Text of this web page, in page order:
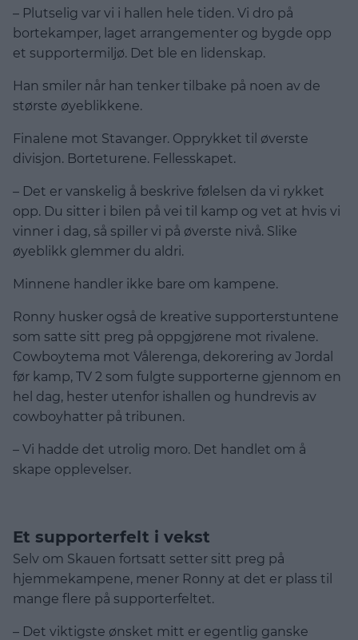
– Plutselig var vi i hallen hele tiden. Vi dro på
bortekamper, laget arrangementer og bygde opp
et supportermiljø. Det ble en lidenskap.
Han smiler når han tenker tilbake på noen av de
største øyeblikkene.
Finalene mot Stavanger. Opprykket til øverste
divisjon. Borteturene. Fellesskapet.
– Det er vanskelig å beskrive følelsen da vi rykket
opp. Du sitter i bilen på vei til kamp og vet at hvis vi
vinner i dag, så spiller vi på øverste nivå. Slike
øyeblikk glemmer du aldri.
Minnene handler ikke bare om kampene.
Ronny husker også de kreative supporterstuntene
som satte sitt preg på oppgjørene mot rivalene.
Cowboytema mot Vålerenga, dekorering av Jordal
før kamp, TV 2 som fulgte supporterne gjennom en
hel dag, hester utenfor ishallen og hundrevis av
cowboyhatter på tribunen.
– Vi hadde det utrolig moro. Det handlet om å
skape opplevelser.
Et supporterfelt i vekst
Selv om Skauen fortsatt setter sitt preg på
hjemmekampene, mener Ronny at det er plass til
mange flere på supporterfeltet.
– Det viktigste ønsket mitt er egentlig ganske